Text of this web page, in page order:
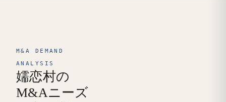
M&A DEMAND
ANALYSIS
嬬恋村の
M&Aニーズ